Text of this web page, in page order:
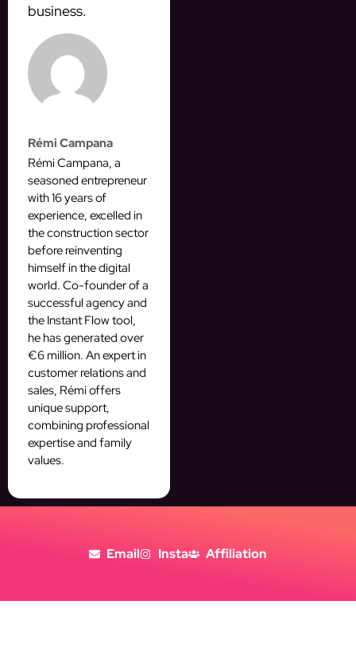
business.
Rémi Campana
Rémi Campana, a
seasoned entrepreneur
with 16 years of
experience, excelled in
the construction sector
before reinventing
himself in the digital
world. Co-founder of a
successful agency and
the Instant Flow tool,
he has generated over
€6 million. An expert in
customer relations and
sales, Rémi offers
unique support,
combining professional
expertise and family
values.
Email Insta Affiliation